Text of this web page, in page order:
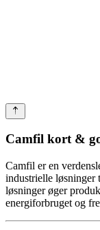
Camfil kort &
Camfil er en
industrielle
løsninger øger
energiforbruget og